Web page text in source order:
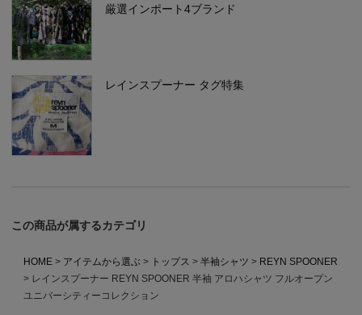
厳選インポート4ブランド
レインスプーナー タグ特集
この商品が属するカテゴリ
HOME アイテムから選ぶ トップス 半袖シャツ
REYN SPOONER
レインスプーナー REYN SPOONER 半袖 アロハシャツ フルオープン
ユニバーシティーコレクション